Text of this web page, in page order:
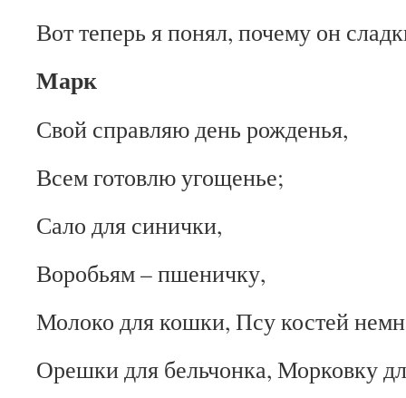
Вот теперь я понял, почему он
Марк
Свой справляю день рожденья,
Всем готовлю угощенье;
Сало для синички,
Воробьям – пшеничку,
Молоко для кошки, Псу костей
Орешки для бельчонка, Морковку